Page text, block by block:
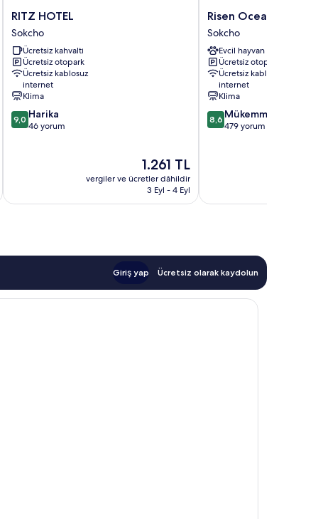
RITZ
HOTEL
Sokcho
RITZ HOTEL
Sokcho
Ücretsiz kahvaltı
Ücretsiz otopark
Ücretsiz kablosuz
internet
Klima
10
üzerinden
9,0 Harika
46 yorum
Güncel
fiyat:
1.261 TL
1.261 TL
vergiler ve ücretler dâhildir
3 Eyl - 4 Eyl
Risen
Oceanpark
Hotel
Sokcho
Risen Oceanpark
Sokcho
Evcil hayvan dostu
Ücretsiz otopark
Ücretsiz kablosuz
internet
Klima
10
üzerinden
8,6 Mükemmel
479 yorum
Giriş yap Ücretsiz olarak kaydolun